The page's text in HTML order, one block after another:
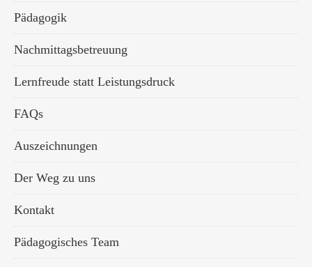
Pädagogik
Nachmittagsbetreuung
Lernfreude statt Leistungsdruck
FAQs
Auszeichnungen
Der Weg zu uns
Kontakt
Pädagogisches Team